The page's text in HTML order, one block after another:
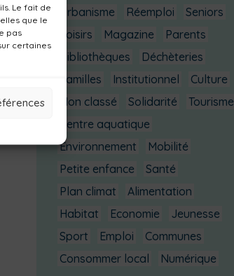
Le fait de
que le
pas
certaines
Urbanisme Réemploi
Seniors
Loisirs
Magazine
Parents
Bibliothèques
Déchèteries
Familles
Institutionnel
Culture
Non classé
Solidarité
Tourisme
Centre aquatique
Environnement
Mobilité
Petite enfance
Santé
Plan climat
Alimentation
Habitat
Economie
Jeunesse
Sport
Emploi
Communes
Consommer local
Numérique